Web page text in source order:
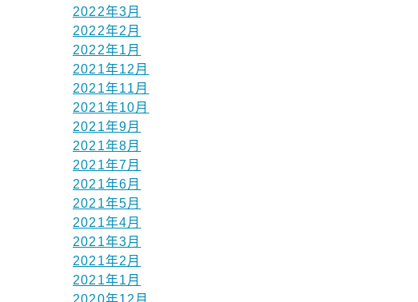
2022年3月
2022年2月
2022年1月
2021年12月
2021年11月
2021年10月
2021年9月
2021年8月
2021年7月
2021年6月
2021年5月
2021年4月
2021年3月
2021年2月
2021年1月
2020年12月